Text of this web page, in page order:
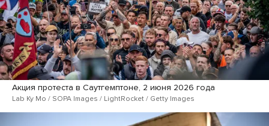
Акция протеста в Саутгемптоне, 2 июня 2026 года
Lab Ky Mo / SOPA Images / LightRocket / Getty Images